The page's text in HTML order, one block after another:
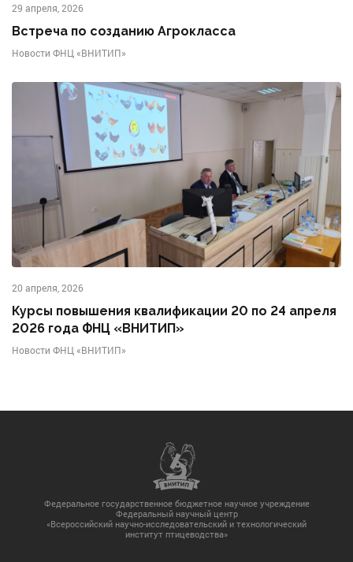
29 апреля, 2026
Встреча по созданию Агрокласса
Новости ФНЦ «ВНИТИП»
20 апреля, 2026
Курсы повышения квалификации 20 по 24 апреля
2026 года ФНЦ «ВНИТИП»
Новости ФНЦ «ВНИТИП»
Федеральное государственное бюджетное научное учреждение
Федеральный научный центр
«Всероссийский научно-исследовательский и технологический
институт птицеводства»